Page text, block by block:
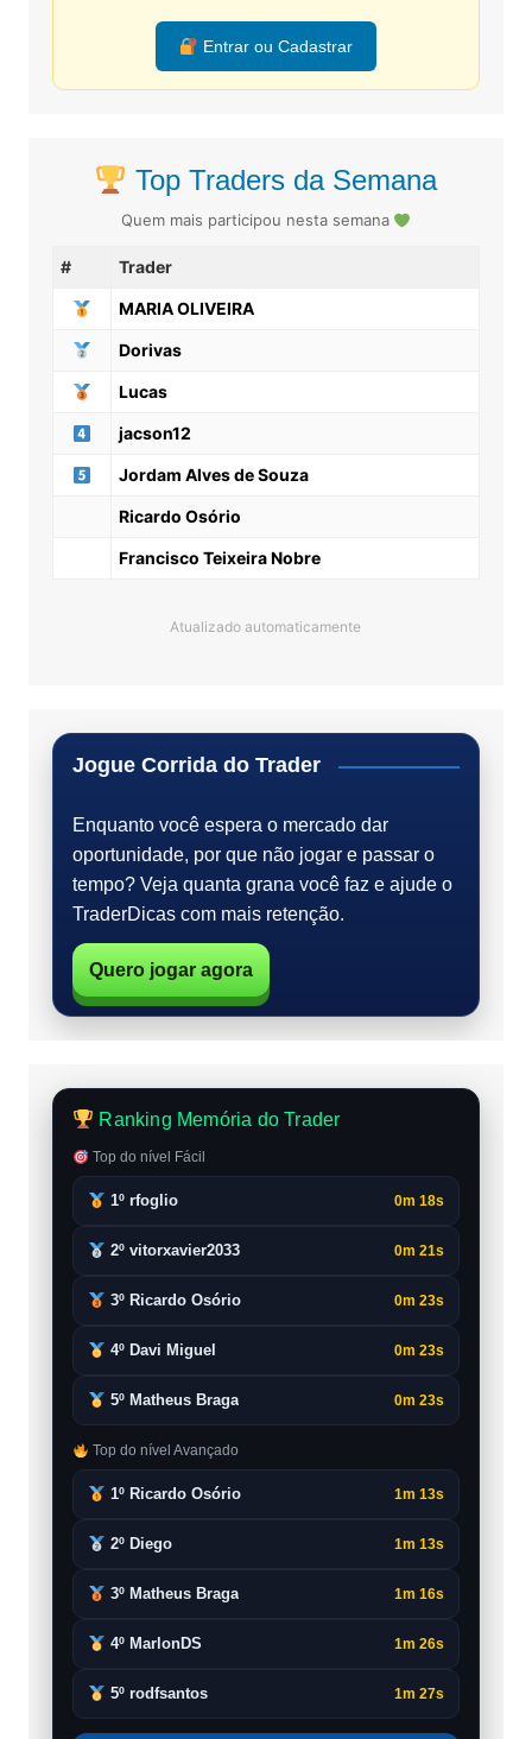
Entrar ou Cadastrar
Top Traders da Semana
Quem mais participou nesta semana
# Trader
MARIA OLIVEIRA
Dorivas
Lucas
jacson12
Jordam Alves de Souza
Ricardo Osório
Francisco Teixeira Nobre
Atualizado automaticamente
Jogue Corrida do Trader
Enquanto você espera o mercado dar
oportunidade, por que não jogar e passar o
tempo? Veja quanta grana você faz e ajude o
TraderDicas com mais retenção.
Quero jogar agora
Ranking Memória do Trader
Top do nível Fácil
1º rfoglio 0m 18s
2º vitorxavier2033 0m 21s
3º Ricardo Osório 0m 23s
4º Davi Miguel 0m 23s
5º Matheus Braga 0m 23s
Top do nível Avançado
1º Ricardo Osório 1m 13s
2º Diego 1m 13s
3º Matheus Braga 1m 16s
4º MarlonDS 1m 26s
5º rodfsantos 1m 27s